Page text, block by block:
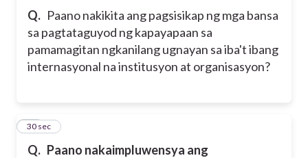
Q. Paano nakikita ang pagsisikap ng mga bansa
sa pagtataguyod ng kapayapaan sa
pamamagitan ngkanilang ugnayan sa iba't ibang
internasyonal na institusyon at organisasyon?
Q. Paano nakaimpluwensya ang
17
30 sec